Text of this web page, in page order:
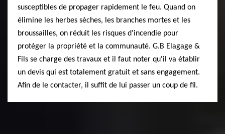
susceptibles de propager rapidement le feu. Quand on
élimine les herbes sèches, les branches mortes et les
broussailles, on réduit les risques d'incendie pour
protéger la propriété et la communauté. G.B Elagage &
Fils se charge des travaux et il faut noter qu'il va établir
un devis qui est totalement gratuit et sans engagement.
Afin de le contacter, il suffit de lui passer un coup de fil.